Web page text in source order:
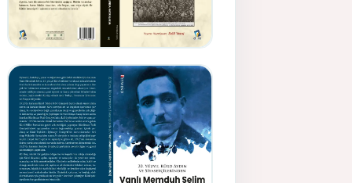
Gazeteci, Yazar, Hukukçu ve
Siyasetçi Kimliğiyle
Mevlanzade Rıfat - Seîd
Veroj